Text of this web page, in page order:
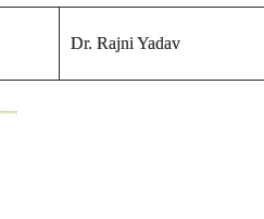
Dr. Rajni Yadav